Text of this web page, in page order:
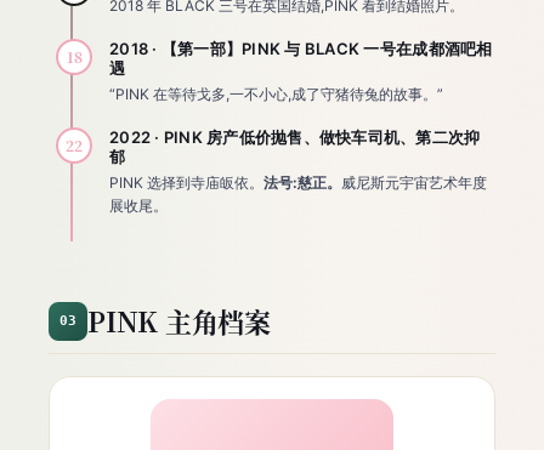
2018 年 BLACK 三号在英国结婚,PINK 看到结婚照片。
18
2018 · 【第一部】PINK 与 BLACK 一号在成都酒吧相
遇
“PINK 在等待戈多,一不小心,成了守猪待兔的故事。”
22
2022 · PINK 房产低价抛售、做快车司机、第二次抑
郁
PINK 选择到寺庙皈依。 法号:慈正。 威尼斯元宇宙艺术年度
展收尾。
03 PINK 主角档案